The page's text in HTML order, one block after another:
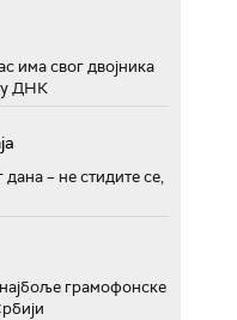
има свог двојника
ДНК
– не стидите се,
грамофонске